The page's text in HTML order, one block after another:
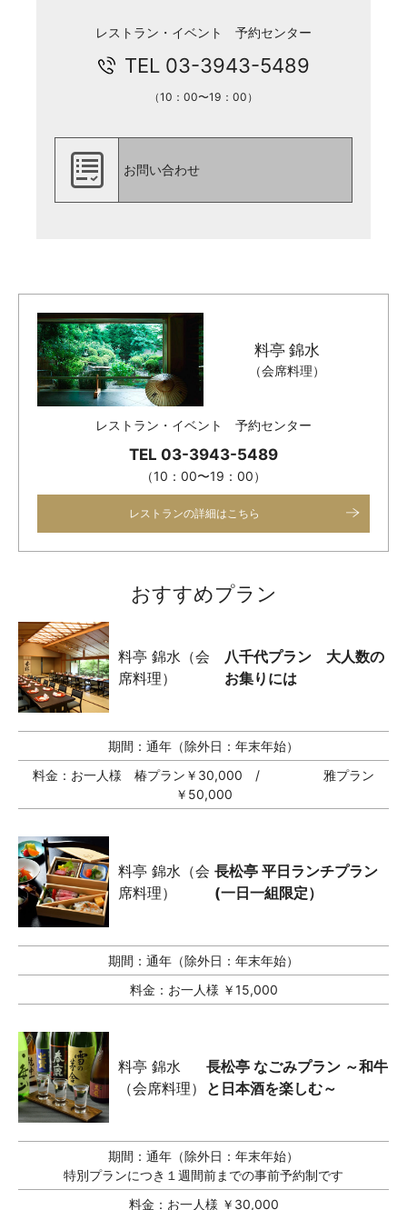
レストラン・イベント 予約センター
TEL 03-3943-5489
（10：00〜19：00）
お問い合わせ
料亭 錦水
（会席料理）
レストラン・イベント 予約センター
TEL 03-3943-5489
（10：00〜19：00）
レストランの詳細はこちら
おすすめプラン
料亭 錦水（会
席料理）
八千代プラン 大人数の
お集りには
期間： 通年（除外日：年末年始）
料金： お一人様 椿プラン￥30,000 / 雅プラン
￥50,000
料亭 錦水（会
席料理）
長松亭 平日ランチプラン
(一日一組限定）
期間： 通年（除外日：年末年始）
料金： お一人様 ￥15,000
料亭 錦水
（会席料理）
長松亭 なごみプラン ～和牛
と日本酒を楽しむ～
期間： 通年（除外日：年末年始）
特別プランにつき１週間前までの事前予約制です
料金： お一人様 ￥30,000